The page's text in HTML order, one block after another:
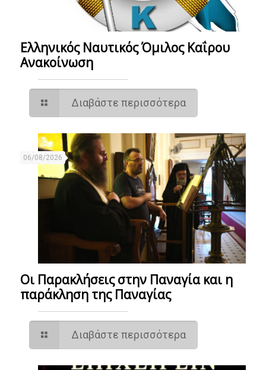
Ελληνικός Ναυτικός Όμιλος Καΐρου
Ανακοίνωση
Διαβάστε περισσότερα
06/08/2026
Οι Παρακλήσεις στην Παναγία και η
παράκληση της Παναγίας
Διαβάστε περισσότερα